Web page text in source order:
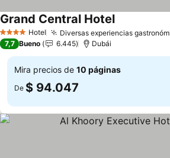
4 EstrellasHotel Diversas experiencias
Grand Central HotelVer precios
7,7 Bueno 6.445 Dubái
Mira precios de 10 páginas
De $ 94.047